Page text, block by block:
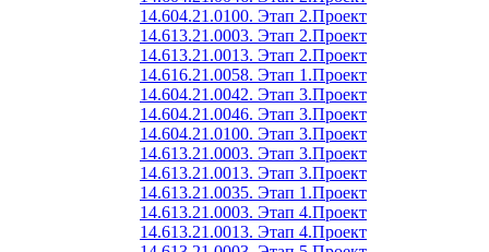
14.604.21.0100. Этап 2.Проект
14.613.21.0003. Этап 2.Проект
14.613.21.0013. Этап 2.Проект
14.616.21.0058. Этап 1.Проект
14.604.21.0042. Этап 3.Проект
14.604.21.0046. Этап 3.Проект
14.604.21.0100. Этап 3.Проект
14.613.21.0003. Этап 3.Проект
14.613.21.0013. Этап 3.Проект
14.613.21.0035. Этап 1.Проект
14.613.21.0003. Этап 4.Проект
14.613.21.0013. Этап 4.Проект